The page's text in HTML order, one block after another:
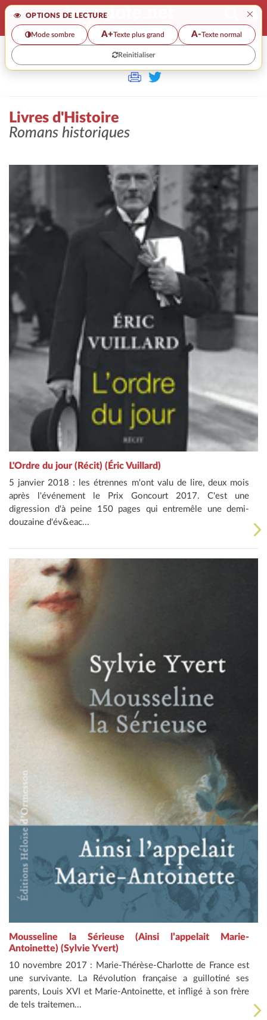
OPTIONS DE LECTURE ×
Mode sombre A+Texte plus grand A-Texte normal
Reinitialiser
>>
Livres d'Histoire
Romans historiques
L'Ordre du jour (Récit) (Éric Vuillard)
5 janvier 2018 : les étrennes m'ont valu de lire, deux mois
après l'événement le Prix Goncourt 2017. C'est une
digression d'à peine 150 pages qui entremêle une demi-
douzaine d'év&eac...
Mousseline la Sérieuse (Ainsi l’appelait Marie-
Antoinette) (Sylvie Yvert)
10 novembre 2017 : Marie-Thérèse-Charlotte de France est
une survivante. La Révolution française a guillotiné ses
parents, Louis XVI et Marie-Antoinette, et infligé à son frère
de tels traitemen...